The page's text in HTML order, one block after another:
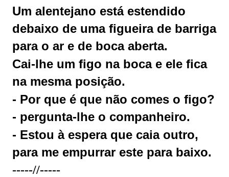
Um alentejano está estendido
debaixo de uma figueira de barriga
para o ar e de boca aberta.
Cai-lhe um figo na boca e ele fica
na mesma posição.
- Por que é que não comes o figo?
- pergunta-lhe o companheiro.
- Estou à espera que caia outro,
para me empurrar este para baixo.
-----//-----